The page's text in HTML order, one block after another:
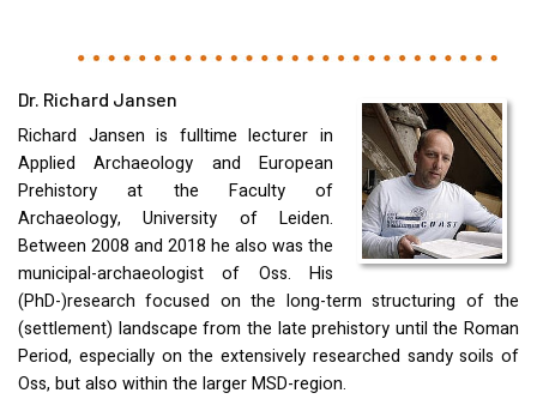
Dr. Richard Jansen
Richard Jansen is fulltime lecturer in
Applied Archaeology and European
Prehistory at the Faculty of
Archaeology, University of Leiden.
Between 2008 and 2018 he also was the
municipal-archaeologist of Oss. His
(PhD-)research focused on the long-term structuring of the
(settlement) landscape from the late prehistory until the Roman
Period, especially on the extensively researched sandy soils of
Oss, but also within the largerMSD-region.